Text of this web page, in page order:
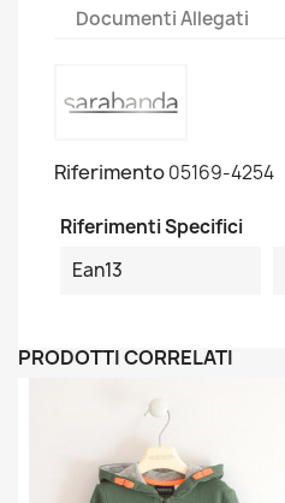
Documenti Allegati
Riferimento05169-4254
Riferimenti Specifici
Ean13
PRODOTTI CORRELATI